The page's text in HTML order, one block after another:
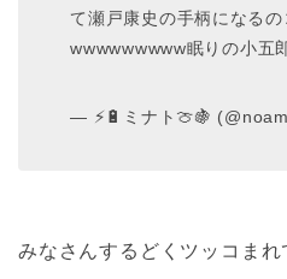
て瀬戸康史の手柄になる
wwwwwwwww眠りの小五
— ⚡️🔋ミナト🍈🍇
みなさんするどくツッコまれ